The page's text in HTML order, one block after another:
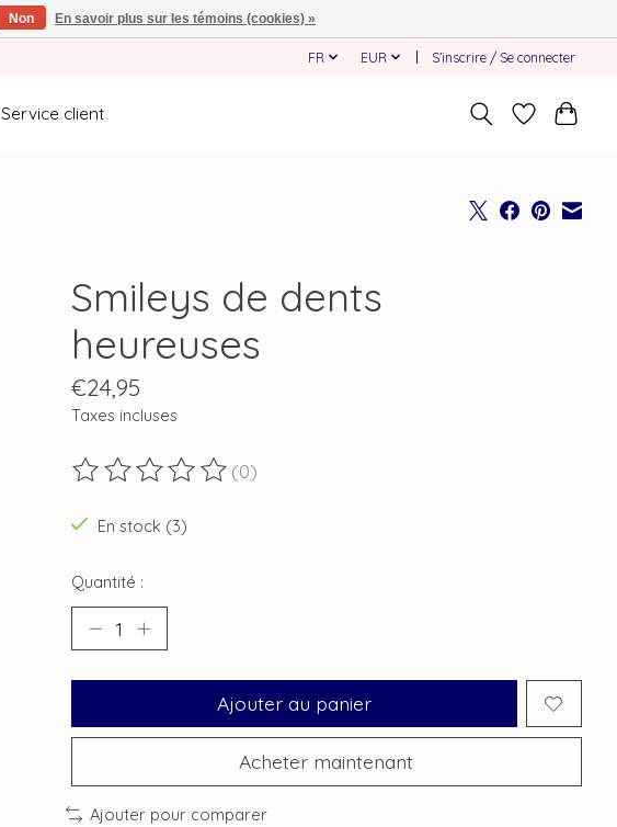
FR EUR S’inscrire / Se connecter
Service client
Smileys de dents
heureuses
€24,95
Taxes incluses
Ce produit est évalué à
(0)
En stock (3)
Quantité :
Ajouter au panier
Acheter maintenant
Ajouter pour comparer
Non En savoir plus sur les témoins (cookies) »